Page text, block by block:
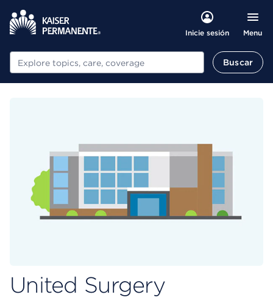
Inicie sesión Menu
Buscar Buscar
United Surgery